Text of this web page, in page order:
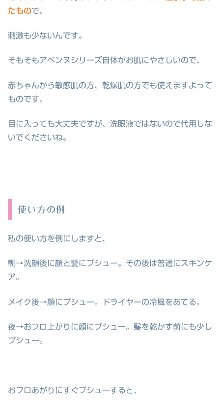
たもので、
刺激も少ないんです。
そもそもアベンヌシリーズ自体がお肌にやさしいので、
赤ちゃんから敏感肌の方、乾燥肌の方でも使えますよって
ものです。
目に入っても大丈夫ですが、洗眼液ではないので代用しな
いでくださいね。
使い方の例
私の使い方を例にしますと、
朝→洗顔後に顔と髪にプシュー。その後は普通にスキンケ
ア。
メイク後→顔にプシュー。ドライヤーの冷風をあてる。
夜→おフロ上がりに顔にプシュー。髪を乾かす前にも少し
プシュー。
おフロあがりにすぐプシューすると、